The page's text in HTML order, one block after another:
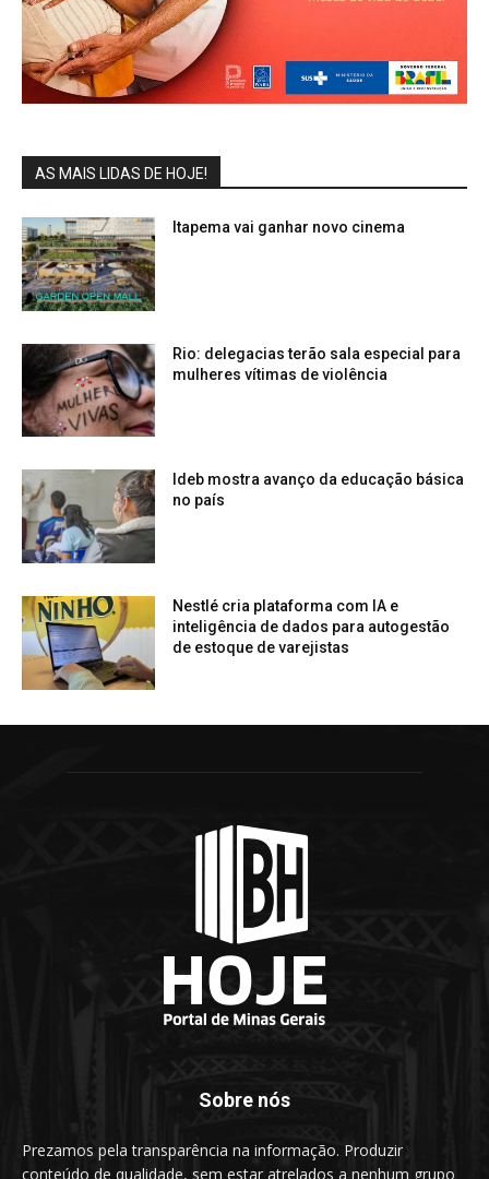
AS MAIS LIDAS DE HOJE!
Itapema vai ganhar novo cinema
Rio: delegacias terão sala especial para
mulheres vítimas de violência
Ideb mostra avanço da educação básica
no país
Nestlé cria plataforma com IA e
inteligência de dados para autogestão
de estoque de varejistas
Sobre nós
Prezamos pela transparência na informação. Produzir
conteúdo de qualidade, sem estar atrelados a nenhum grupo